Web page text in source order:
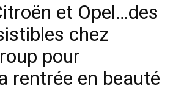
et Opel…des
chez
pour
rentrée en beauté